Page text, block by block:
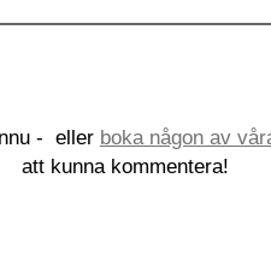
- eller boka någon av
att kunna kommentera!